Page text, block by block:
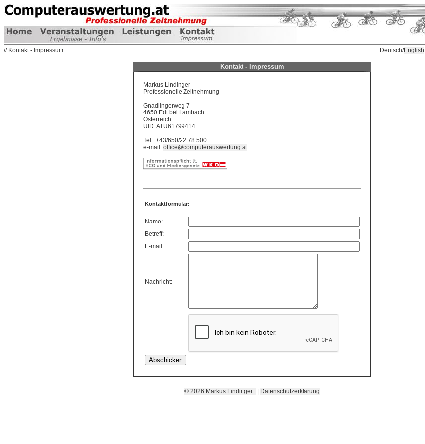
// Kontakt - Impressum Deutsch/English
Kontakt - Impressum
Markus Lindinger
Professionelle Zeitnehmung
Gnadlingerweg 7
4650 Edt bei Lambach
Österreich
UID: ATU61799414
Tel.: +43/650/22 78 500
e-mail: office@computerauswertung.at
Kontaktformular:
Name:
Betreff:
E-mail:
Nachricht:
© 2026 Markus Lindinger Datenschutzerklärung